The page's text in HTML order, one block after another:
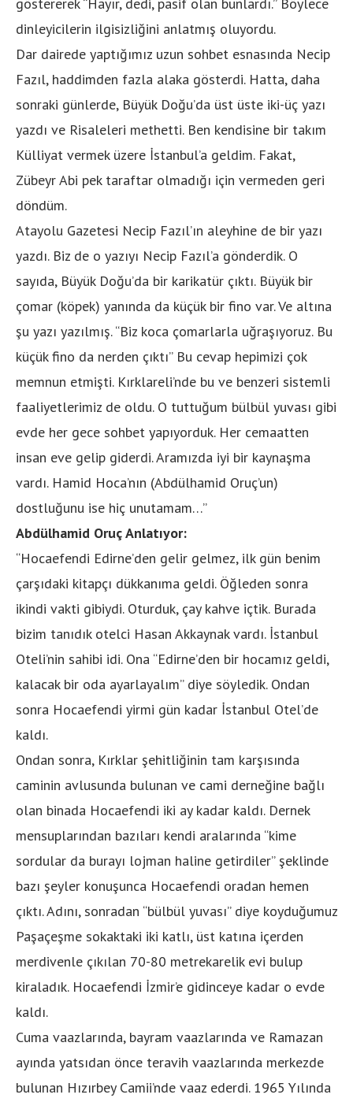
dinleyicilerin ilgisizliğini anlatmış oluyordu.
Dar dairede yaptığımız uzun sohbet esnasında Necip
Fazıl, haddimden fazla alaka gösterdi. Hatta, daha
sonraki günlerde, Büyük Doğu’da üst üste iki-üç yazı
yazdı ve Risaleleri methetti. Ben kendisine bir takım
Külliyat vermek üzere İstanbul’a geldim. Fakat,
Zübeyr Abi pek taraftar olmadığı için vermeden geri
döndüm.
Atayolu Gazetesi Necip Fazıl’ın aleyhine de bir yazı
yazdı. Biz de o yazıyı Necip Fazıl’a gönderdik. O
sayıda, Büyük Doğu’da bir karikatür çıktı. Büyük bir
çomar (köpek) yanında da küçük bir fino var. Ve altına
şu yazı yazılmış. “Biz koca çomarlarla uğraşıyoruz. Bu
küçük fino da nerden çıktı” Bu cevap hepimizi çok
memnun etmişti. Kırklareli’nde bu ve benzeri sistemli
faaliyetlerimiz de oldu. O tuttuğum bülbül yuvası gibi
evde her gece sohbet yapıyorduk. Her cemaatten
insan eve gelip giderdi. Aramızda iyi bir kaynaşma
vardı. Hamid Hoca’nın (Abdülhamid Oruç’un)
dostluğunu ise hiç unutamam…”
Abdülhamid Oruç Anlatıyor:
“Hocaefendi Edirne’den gelir gelmez, ilk gün benim
çarşıdaki kitapçı dükkanıma geldi. Öğleden sonra
ikindi vakti gibiydi. Oturduk, çay kahve içtik. Burada
bizim tanıdık otelci Hasan Akkaynak vardı. İstanbul
Oteli’nin sahibi idi. Ona “Edirne’den bir hocamız geldi,
kalacak bir oda ayarlayalım” diye söyledik. Ondan
sonra Hocaefendi yirmi gün kadar İstanbul Otel’de
kaldı.
Ondan sonra, Kırklar şehitliğinin tam karşısında
caminin avlusunda bulunan ve cami derneğine bağlı
olan binada Hocaefendi iki ay kadar kaldı. Dernek
mensuplarından bazıları kendi aralarında “kime
sordular da burayı lojman haline getirdiler” şeklinde
bazı şeyler konuşunca Hocaefendi oradan hemen
çıktı. Adını, sonradan “bülbül yuvası” diye koyduğumuz
Paşaçeşme sokaktaki iki katlı, üst katına içerden
merdivenle çıkılan 70-80 metrekarelik evi bulup
kiraladık. Hocaefendi İzmir’e gidinceye kadar o evde
kaldı.
Cuma vaazlarında, bayram vaazlarında ve Ramazan
ayında yatsıdan önce teravih vaazlarında merkezde
bulunan Hızırbey Camii’nde vaaz ederdi. 1965 Yılında